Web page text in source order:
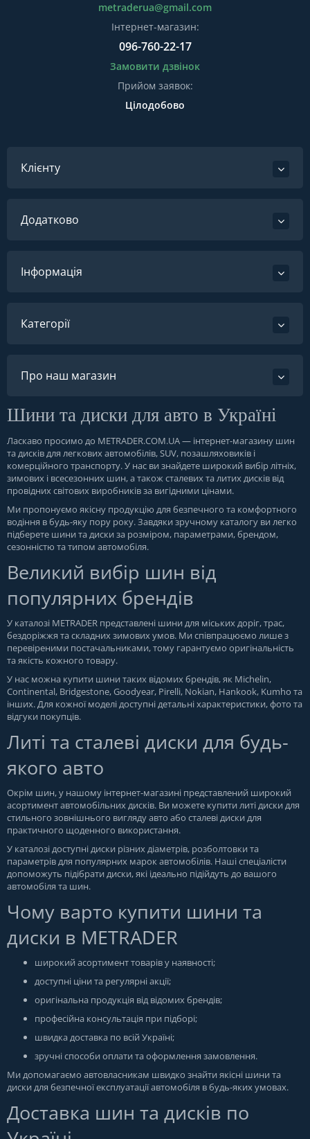
metraderua@gmail.com
Інтернет-магазин:
096-760-22-17
Замовити дзвінок
Прийом заявок:
Цілодобово
Клієнту
Додатково
Інформація
Категорії
Про наш магазин
Шини та диски для авто в Україні
Ласкаво просимо до METRADER.COM.UA— інтернет-магазину шин
та дисків для легкових автомобілів, SUV, позашляховиків і
комерційного транспорту. У нас ви знайдете широкий вибір літніх,
зимових і всесезонних шин, а також сталевих та литих дисків від
провідних світових виробників за вигідними цінами.
Ми пропонуємо якісну продукцію для безпечного та комфортного
водіння в будь-яку пору року. Завдяки зручному каталогу ви легко
підберете шини та диски за розміром, параметрами, брендом,
сезонністю та типом автомобіля.
Великий вибір шин від
популярних брендів
У каталозі METRADER представлені шини для міських доріг, трас,
бездоріжжя та складних зимових умов. Ми співпрацюємо лише з
перевіреними постачальниками, тому гарантуємо оригінальність
та якість кожного товару.
У нас можна купити шини таких відомих брендів, як Michelin,
Continental, Bridgestone, Goodyear, Pirelli, Nokian, Hankook, Kumho та
інших. Для кожної моделі доступні детальні характеристики, фото та
відгуки покупців.
Литі та сталеві диски для будь-
якого авто
Окрім шин, у нашому інтернет-магазині представлений широкий
асортимент автомобільних дисків. Ви можете купити литі диски для
стильного зовнішнього вигляду авто або сталеві диски для
практичного щоденного використання.
У каталозі доступні диски різних діаметрів, розболтовки та
параметрів для популярних марок автомобілів. Наші спеціалісти
допоможуть підібрати диски, які ідеально підійдуть до вашого
автомобіля та шин.
Чому варто купити шини та
диски в METRADER
широкий асортимент товарів у наявності;
доступні ціни та регулярні акції;
оригінальна продукція від відомих брендів;
професійна консультація при підборі;
швидка доставка по всій Україні;
зручні способи оплати та оформлення замовлення.
Ми допомагаємо автовласникам швидко знайти якісні шини та
диски для безпечної експлуатації автомобіля в будь-яких умовах.
Доставка шин та дисків по